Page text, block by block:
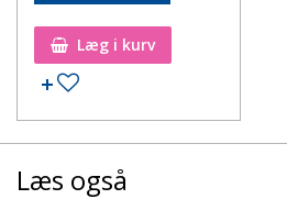
Læg i kurv
Læs også